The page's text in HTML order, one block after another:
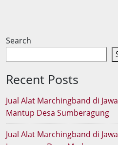
Search
Recent Posts
Jual Alat Marchingband di
Mantup Desa Sumberagung
Jual Alat Marchingband di